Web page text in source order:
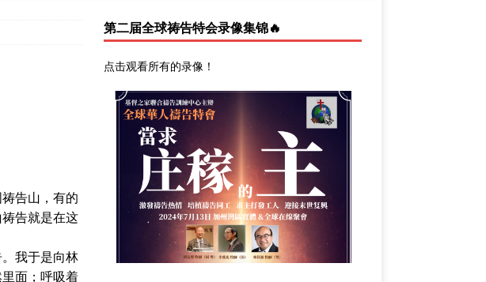
告山，有的
告就是在这
我于是向林
面；呼吸着
第二届全球祷告特会录像集锦🔥
点击观看所有的录像！